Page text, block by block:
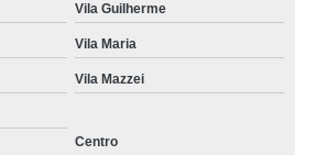
Vila Guilherme
Vila Maria
Vila Mazzei
Centro